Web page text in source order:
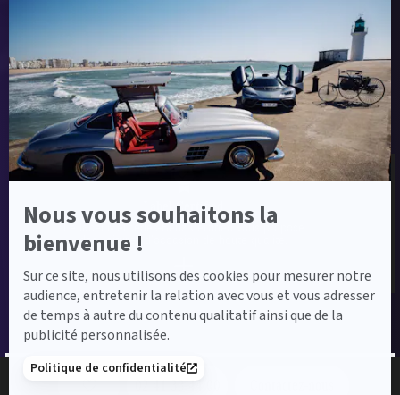
sur
Axeptio
Nous vous souhaitons la
bienvenue !
Sur ce site, nous utilisons des cookies pour mesurer notre
audience, entretenir la relation avec vous et vous adresser
de temps à autre du contenu qualitatif ainsi que de la
publicité personnalisée.
Politique de confidentialité
02 41 33 44 00
Label Certified et Garanties
Label Certified
Le label Mercedes-Benz Certified vous propose
des voitures d’occasion de haute qualité.
Financement